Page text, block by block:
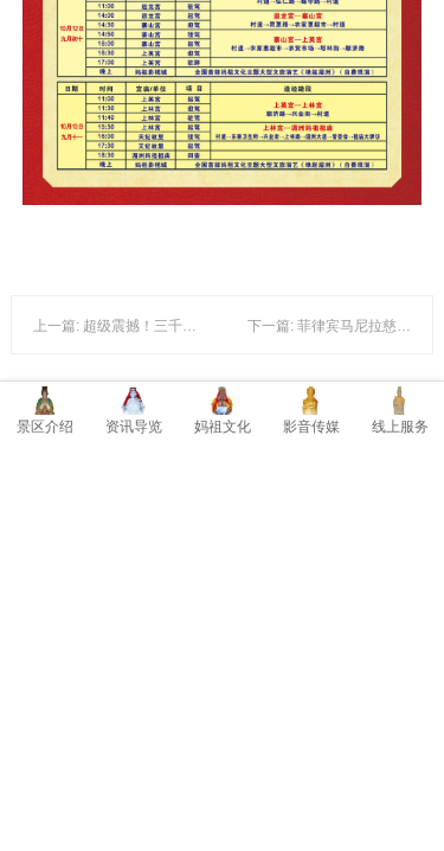
上一篇: 超级震撼！三千人见证！这个盛会不能错过 下一篇: 菲律宾马尼拉慈航禅寺
暂时还没有评论，当第一个评论者吧！
景区介绍 资讯导览 妈祖文化 影音传媒 线上服务